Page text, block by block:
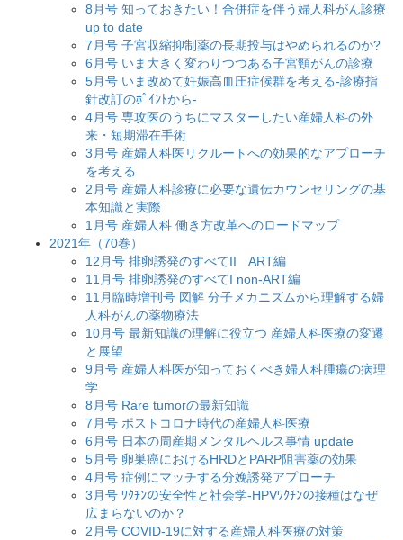
8月号 知っておきたい！合併症を伴う婦人科がん診療
up to date
7月号 子宮収縮抑制薬の長期投与はやめられるのか?
6月号 いま大きく変わりつつある子宮頸がんの診療
5月号 いま改めて妊娠高血圧症候群を考える-診療指
針改訂のﾎﾟｲﾝﾄから-
4月号 専攻医のうちにマスターしたい産婦人科の外
来・短期滞在手術
3月号 産婦人科医リクルートへの効果的なアプローチ
を考える
2月号 産婦人科診療に必要な遺伝カウンセリングの基
本知識と実際
1月号 産婦人科 働き方改革へのロードマップ
2021年（70巻）
12月号 排卵誘発のすべてII ART編
11月号 排卵誘発のすべてI non-ART編
11月臨時増刊号 図解 分子メカニズムから理解する婦
人科がんの薬物療法
10月号 最新知識の理解に役立つ 産婦人科医療の変遷
と展望
9月号 産婦人科医が知っておくべき婦人科腫瘍の病理
学
8月号 Rare tumorの最新知識
7月号 ポストコロナ時代の産婦人科医療
6月号 日本の周産期メンタルヘルス事情 update
5月号 卵巣癌におけるHRDとPARP阻害薬の効果
4月号 症例にマッチする分娩誘発アプローチ
3月号 ﾜｸﾁﾝの安全性と社会学-HPVﾜｸﾁﾝの接種はなぜ
広まらないのか？
2月号 COVID-19に対する産婦人科医療の対策